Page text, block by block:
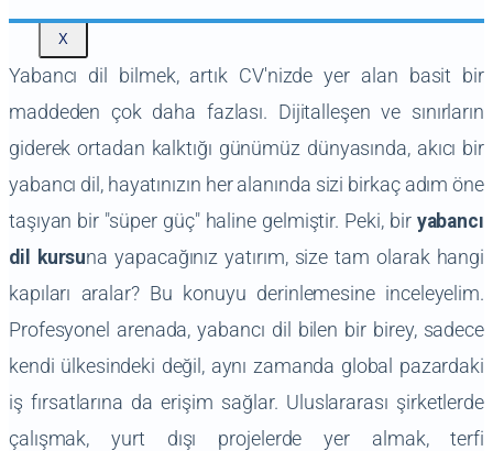
X
Yabancı dil bilmek, artık CV'nizde yer alan basit bir
maddeden çok daha fazlası. Dijitalleşen ve sınırların
giderek ortadan kalktığı günümüz dünyasında, akıcı bir
yabancı dil, hayatınızın her alanında sizi birkaç adım öne
taşıyan bir "süper güç" haline gelmiştir. Peki, bir yabancı
dil kursuna yapacağınız yatırım, size tam olarak hangi
kapıları aralar? Bu konuyu derinlemesine inceleyelim.
Profesyonel arenada, yabancı dil bilen bir birey, sadece
kendi ülkesindeki değil, aynı zamanda global pazardaki
iş fırsatlarına da erişim sağlar. Uluslararası şirketlerde
çalışmak, yurt dışı projelerde yer almak, terfi